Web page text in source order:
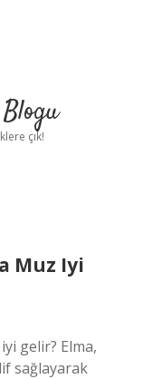
çık!
Muz Iyi
gelir? Elma,
sağlayarak